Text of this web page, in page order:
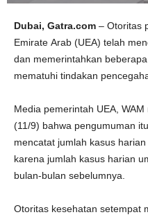
Dubai, Gatra.com – Otoritas
Emirate Arab (UEA) telah
dan memerintahkan
mematuhi tindakan
Media pemerintah UEA,
(11/9) bahwa pengumuman
mencatat jumlah kasus
karena jumlah kasus harian
bulan-bulan sebelumnya.
Otoritas kesehatan setempat